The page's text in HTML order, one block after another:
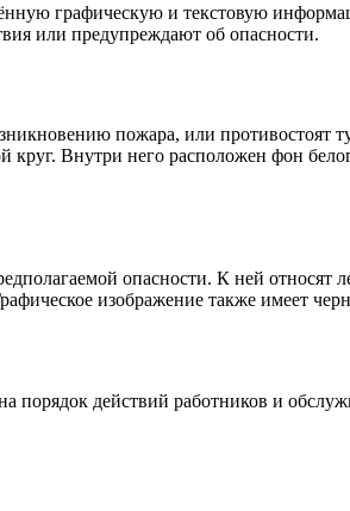
графическую и текстовую
или предупреждают об опасности.
пожара, или противостоят
круг. Внутри него расположен фон
опасности. К ней
изображение также имеет
порядок действий работников и